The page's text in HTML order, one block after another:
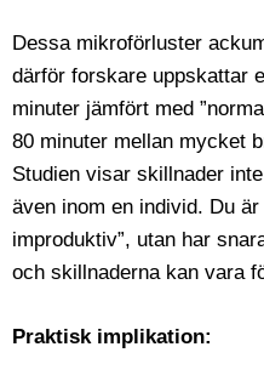
Dessa mikroförluster
därför forskare uppskattar
minuter jämfört med
80 minuter mellan mycket
Studien visar skillnader
även inom en individ. Du
improduktiv”, utan har
och skillnaderna kan vara
Praktisk implikation: